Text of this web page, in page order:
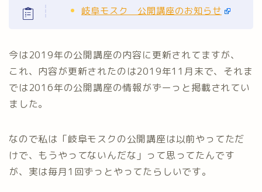
岐阜モスク 公開講座のお知らせ
今は2019年の公開講座の内容に更新されてますが、
これ、内容が更新されたのは2019年11月末で、それま
では2016年の公開講座の情報がずーっと掲載されてい
ました。
なので私は「岐阜モスクの公開講座は以前やってただ
けで、もうやってないんだな」って思ってたんです
が、実は毎月1回ずっとやってたらしいです。